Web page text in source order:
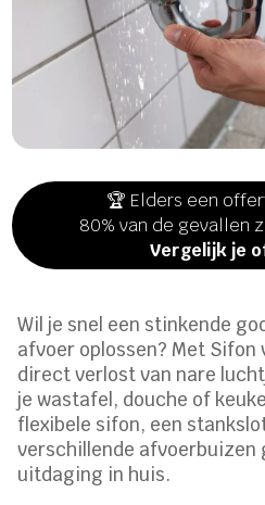
🏆 Elders een
80% van de gevallen
Vergelijk je
Wil je snel een stinkende
afvoer oplossen? Met Sifon
direct verlost van nare
je wastafel, douche of
flexibele sifon, een
verschillende afvoerbuizen
uitdaging in huis.